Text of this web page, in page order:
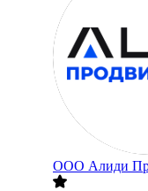
ООО Алиди